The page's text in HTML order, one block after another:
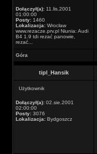
Dołączył(a): 11.lis.2001
01:00:00
Posty: 1460
Lokalizacja: Wrocław
www.rezacze.prv.pl Niunia: Audi
B4 1.9 tdi rezać panowie,
rezać...
Góra
tipl_Hansik
Użytkownik
Dołączył(a): 02.sie.2001
02:00:00
Posty: 3076
Lokalizacja: Bydgoszcz